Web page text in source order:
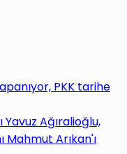
PKK tarihe
Ağıralioğlu,
Mahmut Arıkan'ı